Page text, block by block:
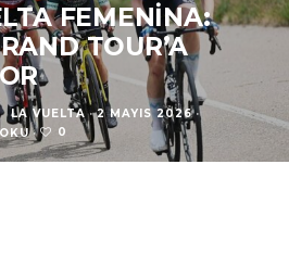
FEMENINA:
TOUR’A
LA VUELTA · 2 MAYIS 2026 ·
· 0